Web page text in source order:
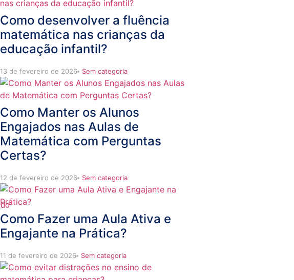
Como desenvolver a fluência
matemática nas crianças da
educação infantil?
13 de fevereiro de 2026 Sem categoria
Como Manter os Alunos
Engajados nas Aulas de
Matemática com Perguntas
Certas?
12 de fevereiro de 2026 Sem categoria
Como Fazer uma Aula Ativa e
Engajante na Prática?
11 de fevereiro de 2026 Sem categoria